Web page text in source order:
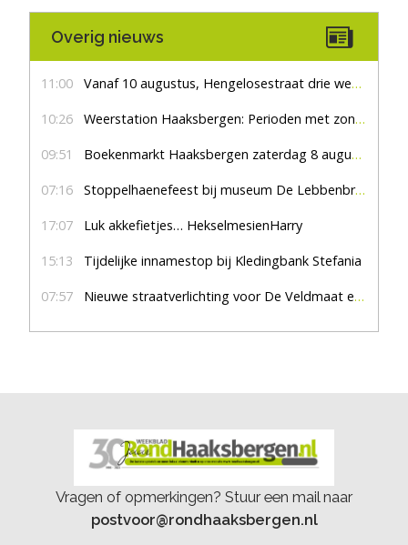
Overig nieuws
11:00 Vanaf 10 augustus, Hengelosestraat drie weken dicht voor doorgaand verkeer
10:26 Weerstation Haaksbergen: Perioden met zon en droog
09:51 Boekenmarkt Haaksbergen zaterdag 8 augustus, marktplein Haaksbergen
07:16 Stoppelhaenefeest bij museum De Lebbenbrugge
17:07 Luk akkefietjes… HekselmesienHarry
15:13 Tijdelijke innamestop bij Kledingbank Stefania
07:57 Nieuwe straatverlichting voor De Veldmaat en De Pas
Vragen of opmerkingen? Stuur een mail naar
postvoor@rondhaaksbergen.nl